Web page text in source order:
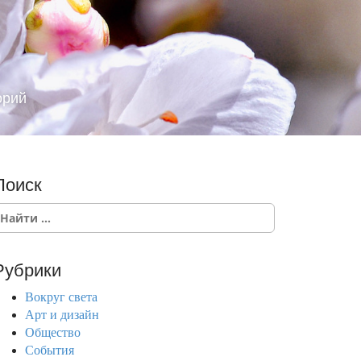
Вокруг света
Арт и дизайн
Общество
События